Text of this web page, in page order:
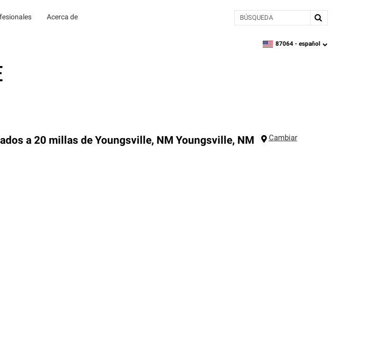
Acerca de BÚSQUEDA
zipcode,language
87064 - español
a 20 millas de Youngsville, NM Youngsville, NM Cambiar